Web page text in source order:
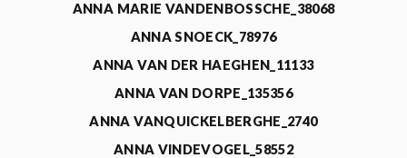
ANNA MARIE VANDENBOSSCHE_38068
ANNA SNOECK_78976
ANNA VAN DER HAEGHEN_11133
ANNA VAN DORPE_135356
ANNA VANQUICKELBERGHE_2740
ANNA VINDEVOGEL_58552